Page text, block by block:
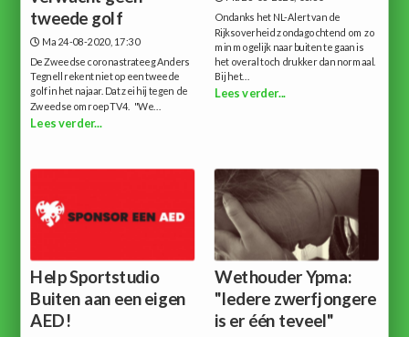
tweede golf
Ma 24-08-2020, 17:30
De Zweedse coronastrateeg Anders
Tegnell rekent niet op een tweede
golf in het najaar. Dat zei hij tegen de
Zweedse omroep TV4. "We...
Lees verder...
Ondanks het NL-Alert van de
Rijksoverheid zondagochtend om zo
min mogelijk naar buiten te gaan is
het overal toch drukker dan normaal.
Bij het...
Lees verder...
Help Sportstudio
Buiten aan een eigen
AED!
Wethouder Ypma:
"Iedere zwerfjongere
is er één teveel"